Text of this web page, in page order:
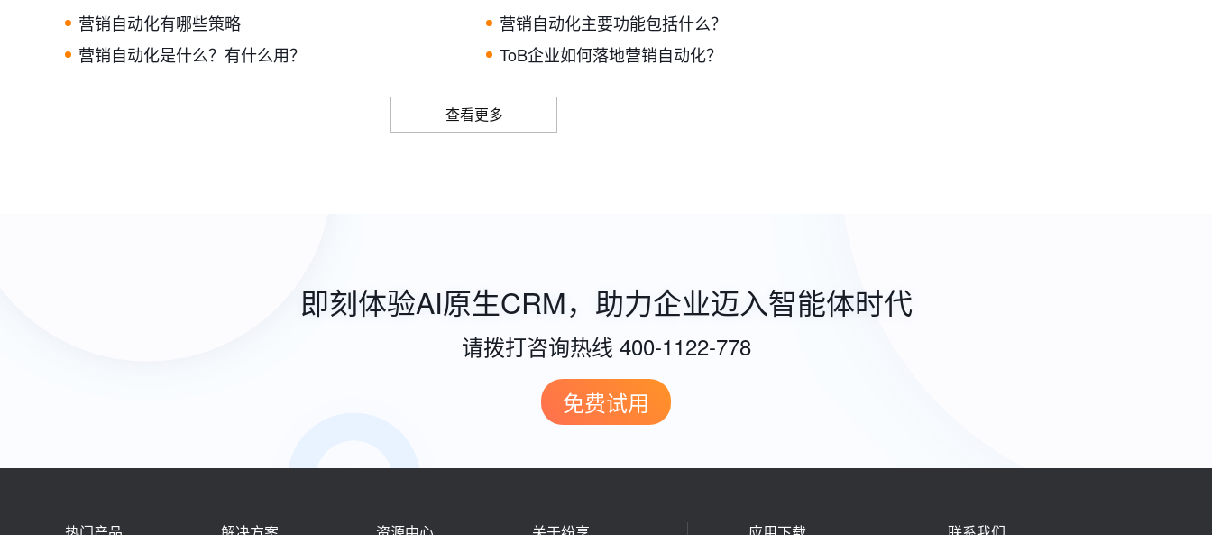
营销自动化有哪些策略
营销自动化主要功能包括什么？
营销自动化是什么？有什么用？
ToB企业如何落地营销自动化？
查看更多
即刻体验AI原生CRM，助力企业迈入智能体时代
请拨打咨询热线 400-1122-778
免费试用